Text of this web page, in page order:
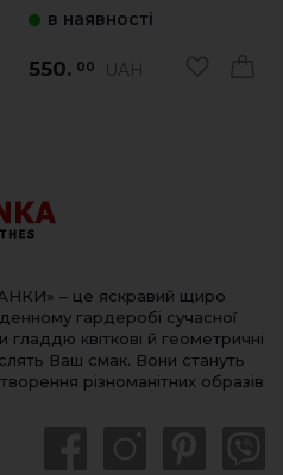
в наявності
550. 00 UAH
– це яскравий щиро
гардеробі сучасної
квіткові й геометричні
Ваш смак. Вони стануть
різноманітних образів